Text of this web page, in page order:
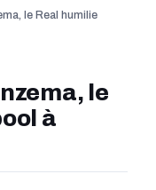
le Real humilie
le
à